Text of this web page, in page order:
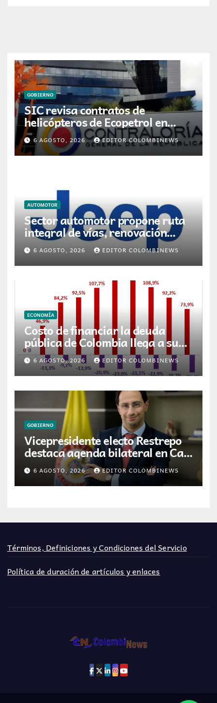
GOBIERNO
SIC revisa contratos de
helicópteros de Ecopetrol en
posible multa millonaria
6 AGOSTO, 2026 EDITOR COLOMBINEWS
AUTOMOTOR
Sector automotor propone ruta
integral de vías, renovación
vehicular y transición energética
para movilidad en Colombia
6 AGOSTO, 2026 EDITOR COLOMBINEWS
ECONOMÍA
Costo de financiar la deuda
pública de Colombia llega a su
nivel más alto en 17 años
6 AGOSTO, 2026 EDITOR COLOMBINEWS
GOBIERNO
Vicepresidente electo Restrepo
destaca agenda bilateral en Cali
previo a la posesión presidencial
6 AGOSTO, 2026 EDITOR COLOMBINEWS
Términos, Definiciones y Condiciones del Servicio
Política de duración de artículos y enlaces